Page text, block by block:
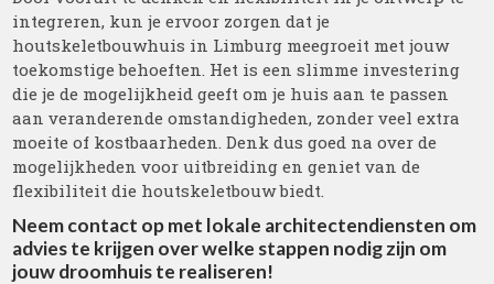
integreren, kun je ervoor zorgen dat je
houtskeletbouwhuis in Limburg meegroeit met jouw
toekomstige behoeften. Het is een slimme investering
die je de mogelijkheid geeft om je huis aan te passen
aan veranderende omstandigheden, zonder veel extra
moeite of kostbaarheden. Denk dus goed na over de
mogelijkheden voor uitbreiding en geniet van de
flexibiliteit die houtskeletbouw biedt.
Neem contact op met lokale architectendiensten om
advies te krijgen over welke stappen nodig zijn om
jouw droomhuis te realiseren!